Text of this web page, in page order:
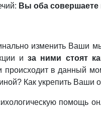
Вы оба совершаете
изменить Ваши
иза ними стоят
происходит в данный
Как укрепить Ваши
помощь